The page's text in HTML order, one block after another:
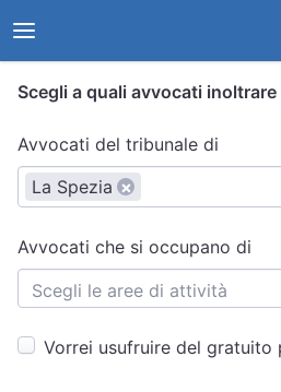
Scegli a quali avvocati
Avvocati del tribunale di
×
La Spezia
Avvocati che si occupano di
Vorrei usufruire del gratuito